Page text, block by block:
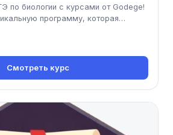
по биологии с курсами от Godege!
программу, которая
Смотреть курс